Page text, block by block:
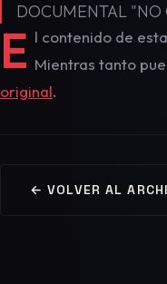
DOCUMENTAL "NO
E l contenido de
Mientras tanto
original.
← VOLVER AL